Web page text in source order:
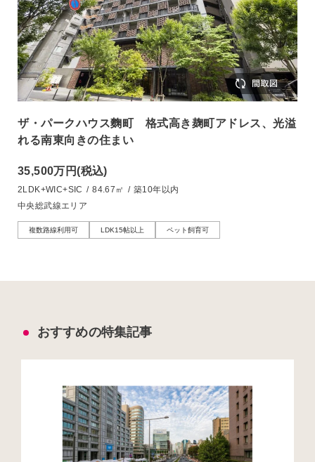
ザ・パークハウス麴町 格式高き麹町アドレス、光溢
れる南東向きの住まい
35,500万円(税込)
2LDK+WIC+SIC / 84.67㎡ / 築10年以内
中央総武線エリア
複数路線利用可 LDK15帖以上 ペット飼育可
おすすめの特集記事